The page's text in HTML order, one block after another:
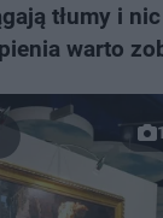
tłumy i
warto